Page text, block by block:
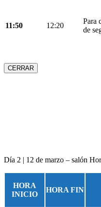
11:50 12:20
Para
de
CERRAR
Día 2 | 12 de marzo – salón
HORA
INICIO
HORA FIN